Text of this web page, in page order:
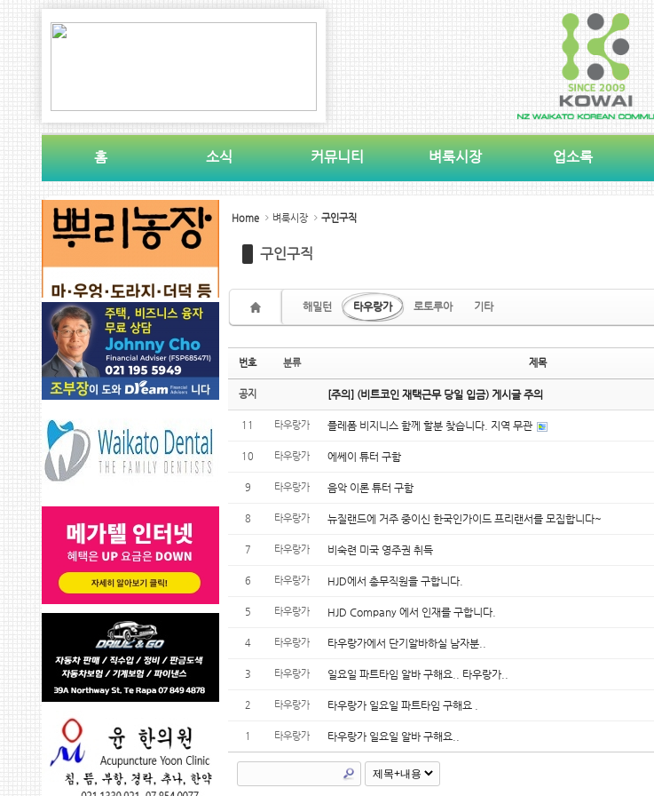
홈 소식 커뮤니티 벼룩시장 업소록
Home 벼룩시장 구인구직
구인구직
해밀턴 타우랑가 로토루아
기타
번호 분류 제목
공지 [주의] (비트코인 재택근무 당일 입금) 게시글 주의
11 타우랑가 플레폼 비지니스 함께 할분 찾습니다. 지역 무관
10 타우랑가 에쎄이 튜터 구함
9 타우랑가 음악 이론 튜터 구함
8 타우랑가 뉴질랜드에 거주 중이신 한국인가이드 프리랜서를 모집합니다~
7 타우랑가 비숙련 미국 영주권 취득
6 타우랑가 HJD에서 총무직원을 구합니다.
5 타우랑가 HJD Company 에서 인재를 구합니다.
4 타우랑가 타우랑가에서 단기알바하실 남자분..
3 타우랑가 일요일 파트타임 알바 구해요.. 타우랑가..
2 타우랑가 타우랑가 일요일 파트타임 구해요 .
1 타우랑가 타우랑가 일요일 알바 구해요..
Sketchbook5, 스케치북5
Sketchbook5, 스케치북5
Sketchbook5, 스케치북5
Sketchbook5, 스케치북5